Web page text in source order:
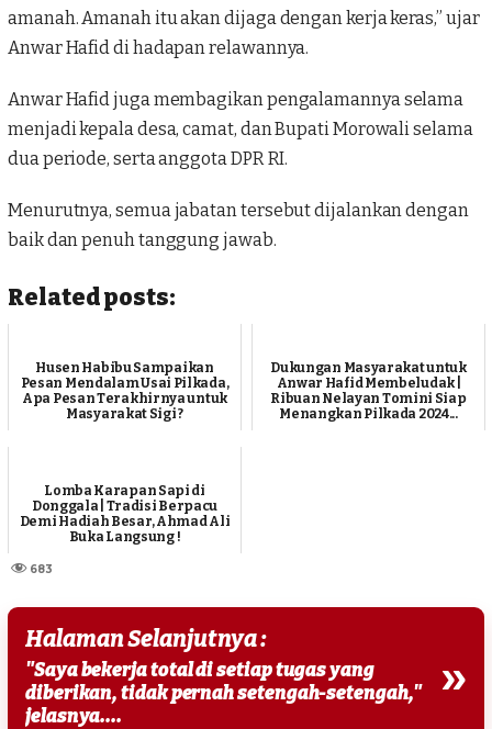
amanah. Amanah itu akan dijaga dengan kerja keras,” ujar
Anwar Hafid di hadapan relawannya.
Anwar Hafid juga membagikan pengalamannya selama
menjadi kepala desa, camat, dan Bupati Morowali selama
dua periode, serta anggota DPR RI.
Menurutnya, semua jabatan tersebut dijalankan dengan
baik dan penuh tanggung jawab.
Related posts:
Husen Habibu Sampaikan
Pesan Mendalam Usai Pilkada,
Apa Pesan Terakhirnya untuk
Masyarakat Sigi ?
Dukungan Masyarakat untuk
Anwar Hafid Membeludak |
Ribuan Nelayan Tomini Siap
Menangkan Pilkada 2024...
Lomba Karapan Sapi di
Donggala | Tradisi Berpacu
Demi Hadiah Besar, Ahmad Ali
Buka Langsung !
683
Halaman Selanjutnya :
"Saya bekerja total di setiap tugas yang
diberikan, tidak pernah setengah-setengah,"
jelasnya....
»